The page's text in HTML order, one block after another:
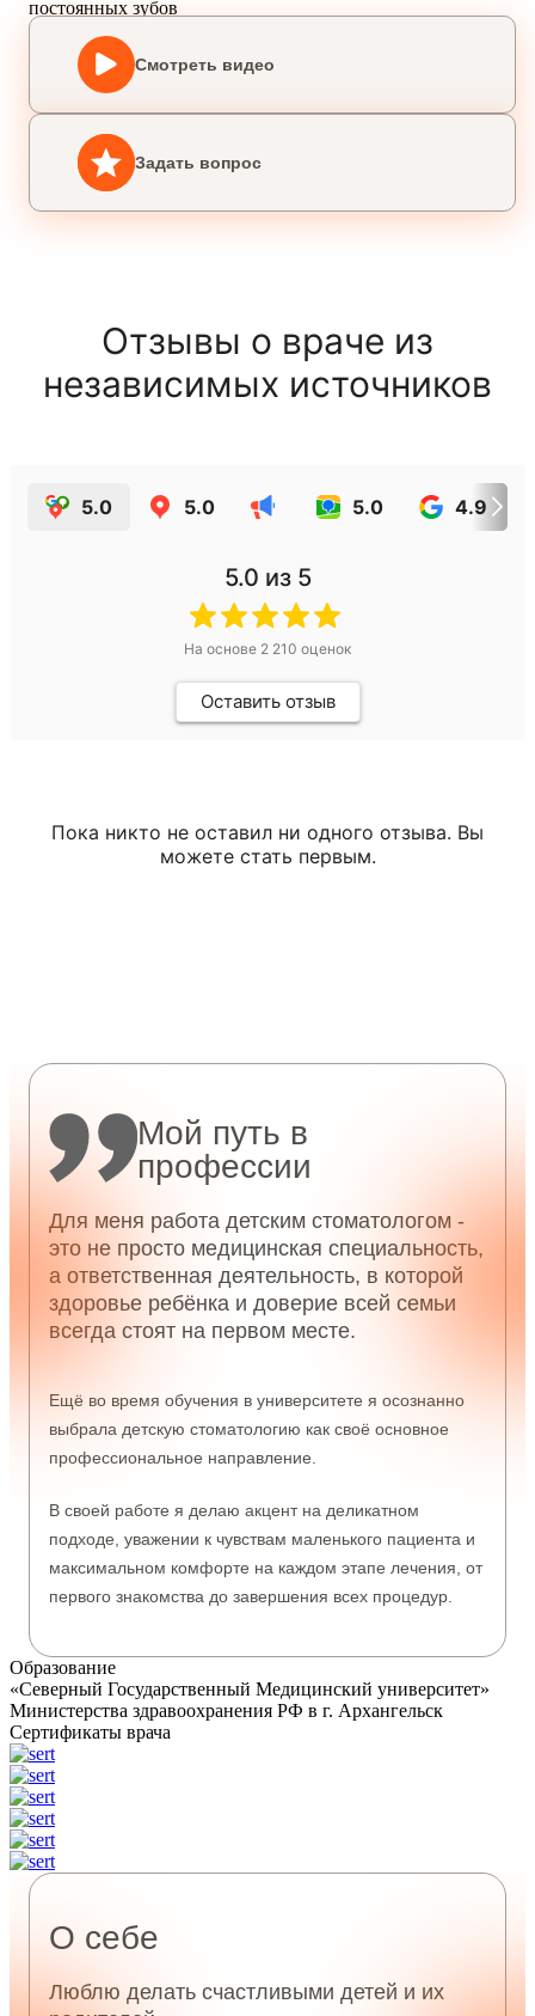
Смотреть видео
Задать вопрос
Отзывы о враче из
независимых источников
5.0 5.0 5.0 4.9
5.0 из 5
На основе 2 210 оценок
Оставить отзыв
Пока никто не оставил ни одного отзыва. Вы
можете стать первым.
Мой путь в
профессии
Для меня работа детским стоматологом -
это не просто медицинская специальность,
а ответственная деятельность, в которой
здоровье ребёнка и доверие всей семьи
всегда стоят на первом месте.
Ещё во время обучения в университете я осознанно
выбрала детскую стоматологию как своё основное
профессиональное направление.
В своей работе я делаю акцент на деликатном
подходе, уважении к чувствам маленького пациента и
максимальном комфорте на каждом этапе лечения, от
первого знакомства до завершения всех процедур.
помогает формировать у ребёнка доверие к
стоматологу и положительный опыт посещения
клиники.
Образование
«Северный Государственный Медицинский университет»
Министерства здравоохранения РФ в г. Архангельск
Сертификаты врача
О себе
Люблю делать счастливыми детей и их